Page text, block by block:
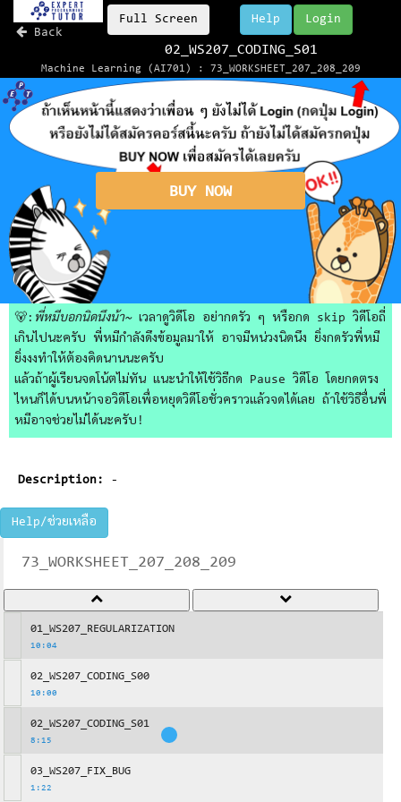
Back
Full Screen Login
Help
02_WS207_CODING_S01
Machine Learning (AI701) : 73_WORKSHEET_207_208_209
BUY NOW
🐻: พี่หมีบอกนิดนึงน้า~เวลาดูวิดีโอ อย่ากดรัว ๆ หรือกด skip วิดีโอถี่
เกินไปนะครับ พี่หมีกำลังดึงข้อมูลมาให้ อาจมีหน่วงนิดนึง ยิ่งกดรัวพี่หมี
ยิ่งงงทำให้ต้องคิดนานนะครับ
แล้วถ้าผู้เรียนจดโน้ตไม่ทัน แนะนำให้ใช้วิธีกด Pause วิดีโอ โดยกดตรง
ไหนก็ได้บนหน้าจอวิดีโอเพื่อหยุดวิดีโอชั่วคราวแล้วจดได้เลย ถ้าใช้วิธีอื่นพี่
หมีอาจช่วยไม่ได้นะครับ!
Description: -
Help/ช่วยเหลือ
73_WORKSHEET_207_208_209
01_WS207_REGULARIZATION
10:04
02_WS207_CODING_S00
10:00
02_WS207_CODING_S01
8:15
03_WS207_FIX_BUG
1:22